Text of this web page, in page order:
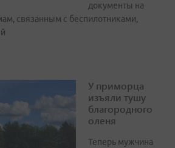
документы на
связанным с беспилотниками,
У приморца
изъяли тушу
благородного
оленя
Теперь мужчина